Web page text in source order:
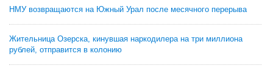
НМУ возвращаются на Южный Урал после месячного перерыва
Жительница Озерска, кинувшая наркодилера на три миллиона
рублей, отправится в колонию